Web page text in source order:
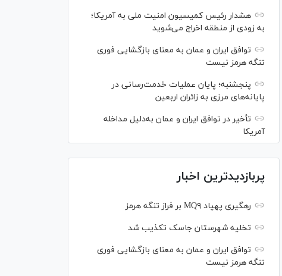
هشدار رئیس کمیسیون امنیت ملی به آمریکا؛
به زودی از منطقه اخراج می‌شوید
توافق ایران و عمان به معنای بازگشایی فوری
تنگه هرمز نیست
پنجشنبه؛ پایان ﻋﻤﻠﯿﺎﺕ ﺧﺪﻣﺖ‌ﺭﺳﺎﻧﯽ در
پایانه‌های مرزی ﺑﻪ ﺯﺍﺋﺮان ﺍﺭﺑﻌﯿﻦ
تأخیر در توافق ایران و عمان به‌دلیل مداخله
آمریکا
پربازدیدترین اخبار
رهگیری پهپاد MQ۹ بر فراز تنگه هرمز
تخلیه شهرستان جاسک تکذیب شد
توافق ایران و عمان به معنای بازگشایی فوری
تنگه هرمز نیست